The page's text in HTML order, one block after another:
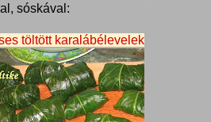
sóskával:
töltött karalábélevelek